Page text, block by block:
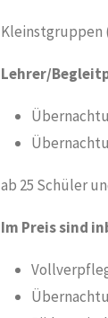
Kleinstgruppen
Lehrer/
ab 25 Schüler
Im Preis sind